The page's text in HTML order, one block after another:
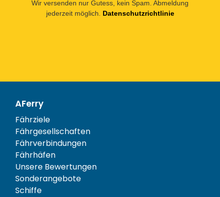
Wir versenden nur Gutess, kein Spam. Abmeldung
jederzeit möglich. Datenschutzrichtlinie
AFerry
Fährziele
Fährgesellschaften
Fährverbindungen
Fährhäfen
Unsere Bewertungen
Sonderangebote
Schiffe